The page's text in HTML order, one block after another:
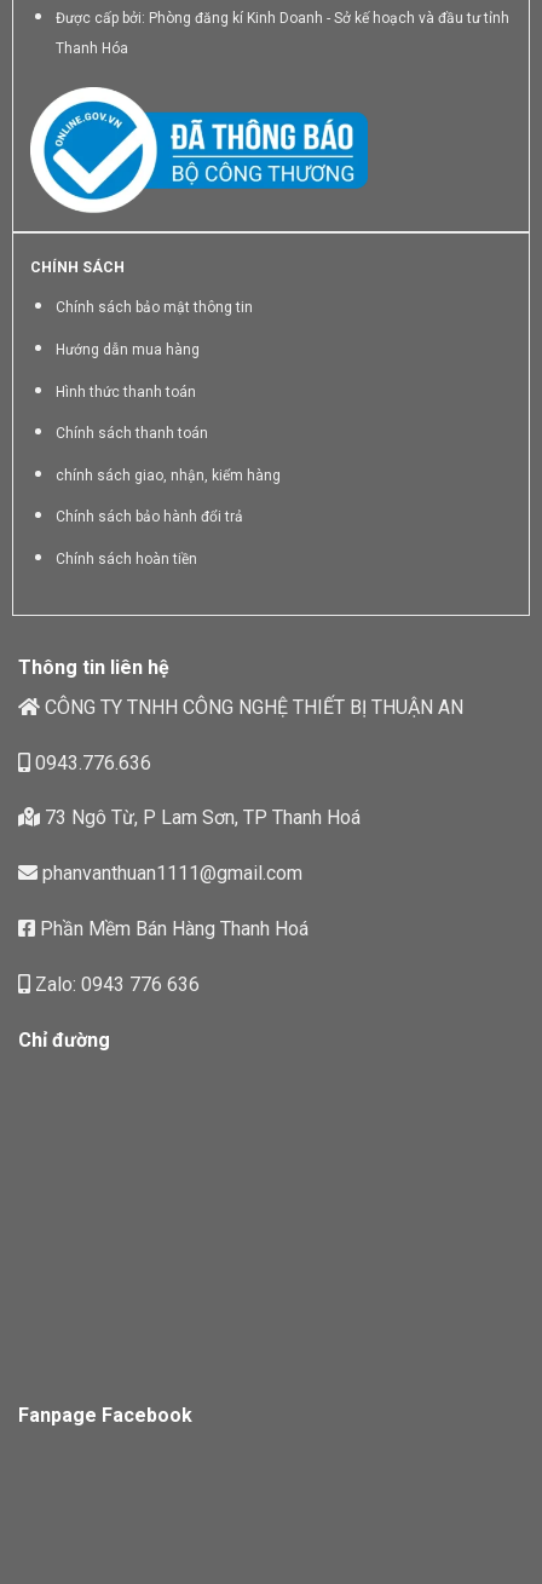
Được cấp bởi: Phòng đăng kí Kinh Doanh - Sở kế hoạch và đầu tư tỉnh
Thanh Hóa
CHÍNH SÁCH
Chính sách bảo mật thông tin
Hướng dẫn mua hàng
Hình thức thanh toán
Chính sách thanh toán
chính sách giao, nhận, kiểm hàng
Chính sách bảo hành đổi trả
Chính sách hoàn tiền
Thông tin liên hệ
CÔNG TY TNHH CÔNG NGHỆ THIẾT BỊ THUẬN AN
0943.776.636
73 Ngô Từ, P Lam Sơn, TP Thanh Hoá
phanvanthuan1111@gmail.com
Phần Mềm Bán Hàng Thanh Hoá
Zalo: 0943 776 636
Chỉ đường
Fanpage Facebook